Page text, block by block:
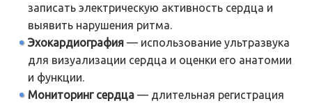
записать электрическую активность сердца и
выявить нарушения ритма.
Эхокардиография — использование ультразвука
для визуализации сердца и оценки его анатомии
и функции.
Мониторинг сердца — длительная регистрация